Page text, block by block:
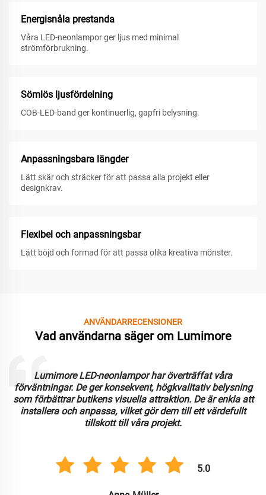
Energisnåla prestanda
Våra LED-neonlampor ger ljus med minimal
strömförbrukning.
Sömlös ljusfördelning
COB-LED-band ger kontinuerlig, gapfri belysning.
Anpassningsbara längder
Lätt skär och sträcker för att passa alla projekt eller
designkrav.
Flexibel och anpassningsbar
Lätt böjd och formad för att passa olika kreativa mönster.
ANVÄNDARRECENSIONER
Vad användarna säger om Lumimore
Lumimore LED-neonlampor har överträffat våra
förväntningar. De ger konsekvent, högkvalitativ belysning
som förbättrar butikens visuella attraktion. De är enkla att
installera och anpassa, vilket gör dem till ett värdefullt
tillskott till våra projekt.
5.0